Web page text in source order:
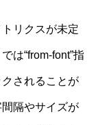
リクスが未定
は“from-font”指
されることが
隔やサイズが